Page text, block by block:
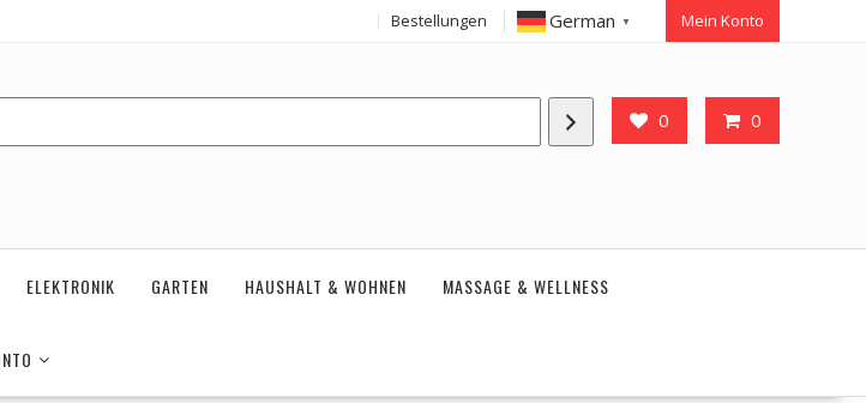
Bestellungen German ▼ Mein Konto
0 0
ELEKTRONIK GARTEN HAUSHALT & WOHNEN MASSAGE & WELLNESS